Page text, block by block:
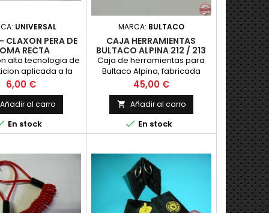
UNIVERSAL
CLAXON PERA DE
RECTA
alta tecnologia de
aplicada a la
de los modelos de
Realizada con
de ultima
Compuesta de
claramente
trompeta de
espejado
Precio
6,00 €
Añadir al carro
En stock
MARCA: BULTACO
CAJA HERRAMIENTAS
BULTACO ALPINA 212 / 213
Caja de herramientas para
Bultaco Alpina, fabricada
como sustitucion de la caja de
herramientas original, no
incluye herrajes, es necesario
colocar las pletinas de la caja
existente y pintar antes de
colocar.
Precio
45,00 €
 Añadir al carro
 En stock